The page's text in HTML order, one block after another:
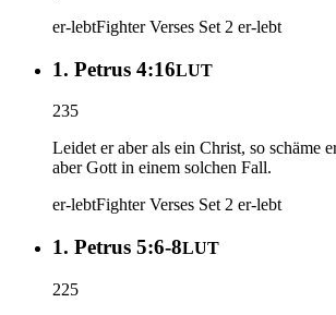
er-lebtFighter Verses Set 2 er-lebt
1. Petrus 4:16LUT
235
Leidet er aber als ein Christ, so schäme
aber Gott in einem solchen Fall.
er-lebtFighter Verses Set 2 er-lebt
1. Petrus 5:6-8LUT
225